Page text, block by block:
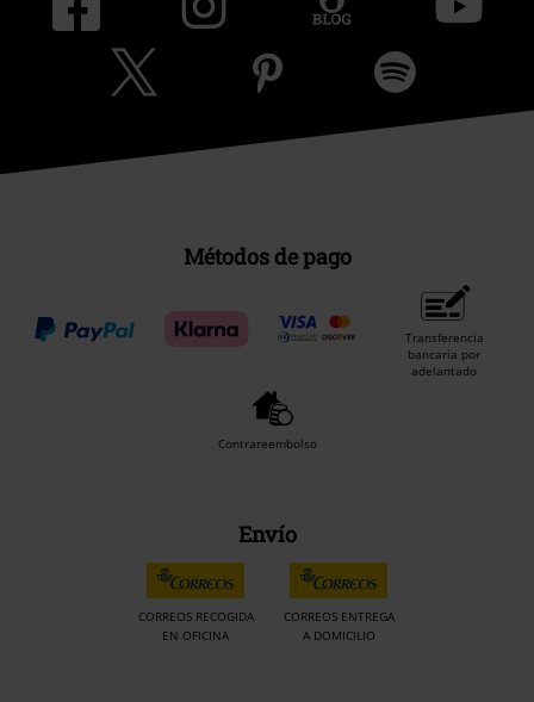
Métodos de pago
Transferencia
bancaria por
adelantado
Contrareembolso
Envío
CORREOS RECOGIDA
EN OFICINA
CORREOS ENTREGA
A DOMICILIO